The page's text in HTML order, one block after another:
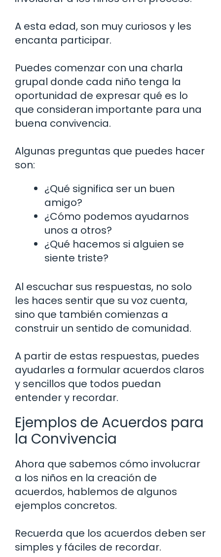
A esta edad, son muy curiosos y les
encanta participar.
Puedes comenzar con una charla
grupal donde cada niño tenga la
oportunidad de expresar qué es lo
que consideran importante para una
buena convivencia.
Algunas preguntas que puedes hacer
son:
¿Qué significa ser un buen
amigo?
¿Cómo podemos ayudarnos
unos a otros?
¿Qué hacemos si alguien se
siente triste?
Al escuchar sus respuestas, no solo
les haces sentir que su voz cuenta,
sino que también comienzas a
construir un sentido de comunidad.
A partir de estas respuestas, puedes
ayudarles a formular acuerdos claros
y sencillos que todos puedan
entender y recordar.
Ejemplos de Acuerdos para
la Convivencia
Ahora que sabemos cómo involucrar
a los niños en la creación de
acuerdos, hablemos de algunos
ejemplos concretos.
Recuerda que los acuerdos deben ser
simples y fáciles de recordar.